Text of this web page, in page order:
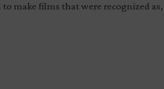
make films that were recognized as,